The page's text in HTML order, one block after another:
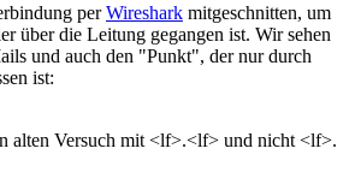
perWireshark mitgeschnitten, um
über die Leitung gegangen ist. Wir sehen
und auch den "Punkt", der nur durch
ist:
alten Versuch mit <lf>.<lf> und nicht <lf>.